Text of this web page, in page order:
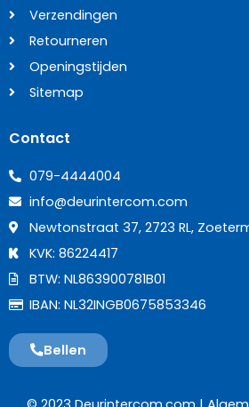
Verzendingen
Retourneren
Openingstijden
Sitemap
Contact
079-4444004
info@deurintercom.com
Newtonstraat 37, 2723 RL,
KVK: 86224417
BTW: NL863900781B01
IBAN: NL32INGB0675853346
Bellen